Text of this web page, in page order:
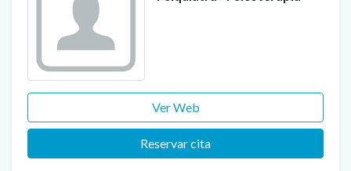
Ver Web
Reservar cita